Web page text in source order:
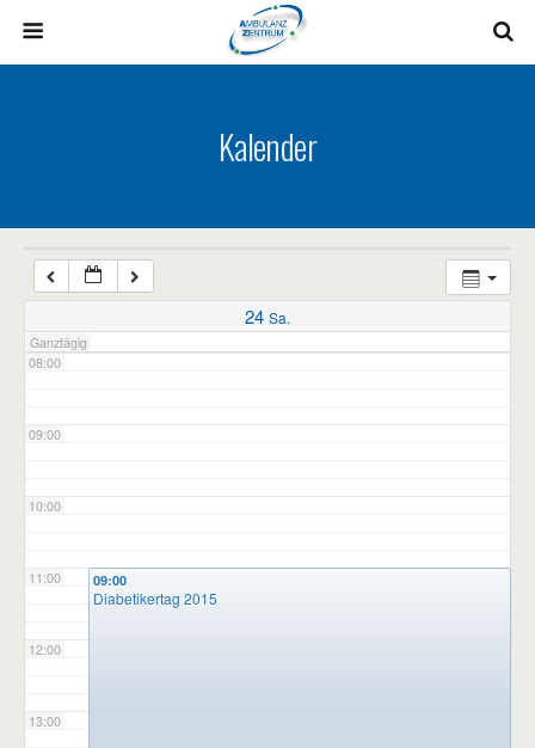
Kalender
24 Sa.
Ganztägig
07:00
08:00
09:00
10:00
11:00
12:00
13:00
09:00
Diabetikertag 2015